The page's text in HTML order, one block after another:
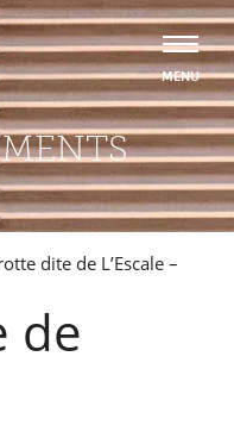
dite de L’Escale –
de